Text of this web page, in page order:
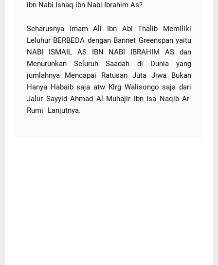
ibn Nabi Ishaq ibn Nabi Ibrahim As?
Seharusnya Imam Ali Ibn Abi Thalib Memiliki
Leluhur BERBEDA dengan Bannet Greenspan yaitu
NABI ISMAIL AS IBN NABI IBRAHIM AS dan
Menurunkan Seluruh Saadah di Dunia yang
jumlahnya Mencapai Ratusan Juta Jiwa Bukan
Hanya Habaib saja atw Klrg Walisongo saja dari
Jalur Sayyid Ahmad Al Muhajir ibn Isa Naqib Ar-
Rumi" Lanjutnya.